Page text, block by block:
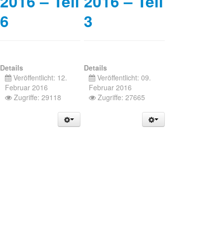
6
Details
Veröffentlicht: 12.
Februar 2016
Zugriffe: 29118
3
Details
Veröffentlicht: 09.
Februar 2016
Zugriffe: 27665